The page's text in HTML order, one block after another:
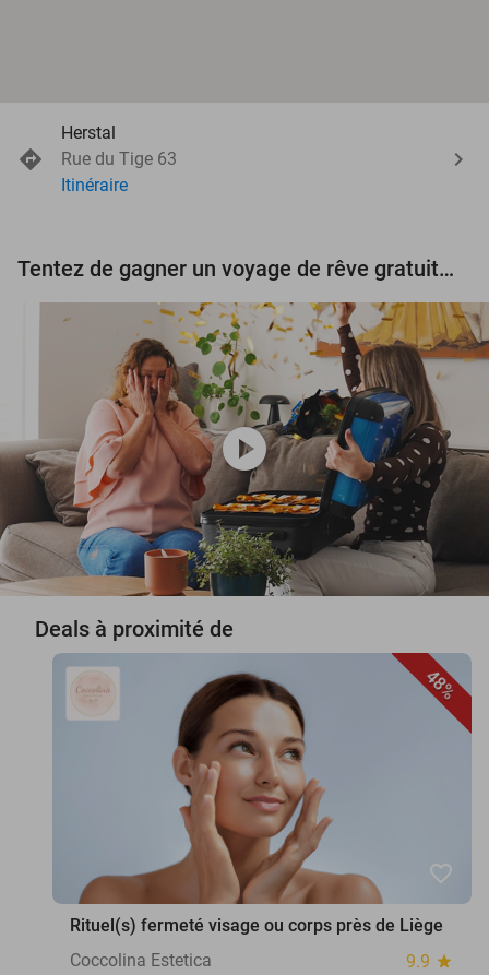
Herstal
Rue du Tige 63
Itinéraire
Tentez de gagner un voyage de rêve gratuit d'une valeur de 3.000 € !
play_circle
Deals à proximité de
48%
favorite_border
Rituel(s) fermeté visage ou corps près de Liège
Coccolina Estetica
9.9 star